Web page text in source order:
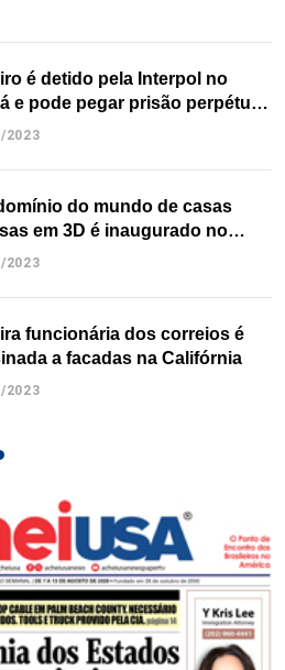
é detido pela Interpol no
e pode pegar prisão perpétua
2023
do mundo de casas
em 3D é inaugurado no
2023
funcionária dos correios é
a facadas na Califórnia
2023